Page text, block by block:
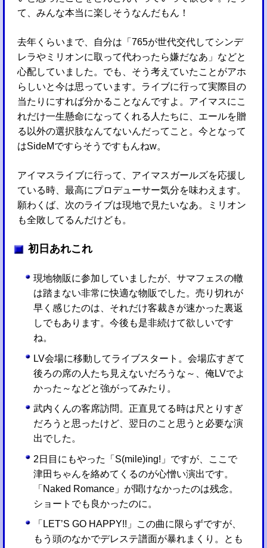
て、みんな本当に楽しそうなんだもん！
去年くらいまで、自分は「765が世代交代してシンデ
レラやミリオンに取って代わったら嫌だなあ」などと
心配していました。でも、そう考えていたことがアホ
らしいと今は思っています。ライブに行って実際目の
当たりにすれば分かることなんですよ。アイマスにこ
れだけ一生懸命になってくれる人たちに、エールを贈
る以外の選択肢なんてないんだってこと。今となって
はSideMですらそうですもんねw。
アイマスライブに行って、アイマスガールズを応援し
ている時、最高にプロデューサー気分を味わえます。
願わくば、次のライブは現地で見たいなあ。ミリオン
も全敗してるんだけども。
初日あれこれ
現地物販に参加していましたが、サマフェスの轍
は踏まない非常に快適な物販でした。売り切れが
早く感じたのは、それだけ客裁きが速かった裏返
しでもあります。今後も是非続けて欲しいです
ね。
LV会場に移動してライブスタート。会場広すぎて
後ろの席の人たち見えないだろうな～、俺LVでよ
かった～などと強がってみたり。
武内くんの客席訪問。正直見てる時は尺とりすぎ
だろうと思ったけど、翌日のこと思うと必要な演
出でした。
2日目にもやった「S(mile)ing!」ですが、ここで
津田ちゃんを絡めてくるのが心憎い演出です。
「Naked Romance」が聞けなかったのは残念。
ショートでも良かったのに。
「LET’S GO HAPPY!!」この曲に限らずですが、
もう頭のなかでデレステ譜面が暴れまくり。とも